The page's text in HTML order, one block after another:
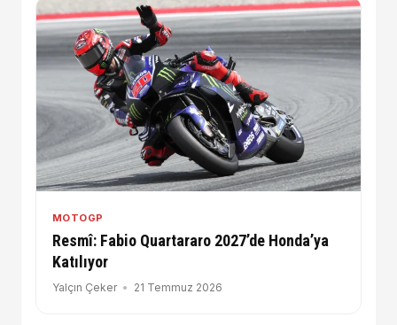
MOTOGP
Resmî: Fabio Quartararo 2027’de Honda’ya
Katılıyor
Yalçın Çeker 21 Temmuz 2026